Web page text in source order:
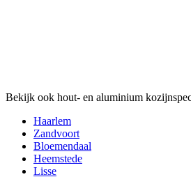
Bekijk ook hout- en aluminium
Haarlem
Zandvoort
Bloemendaal
Heemstede
Lisse